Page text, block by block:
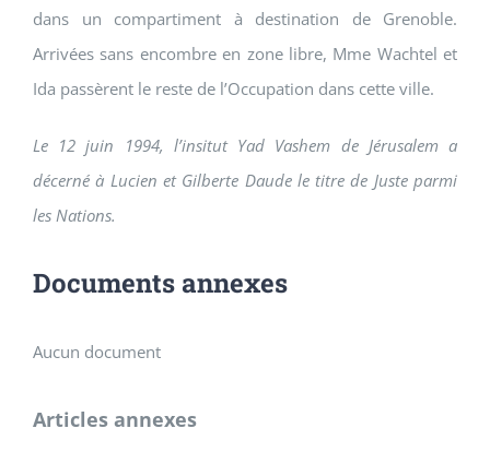
dans un compartiment à destination de Grenoble.
Arrivées sans encombre en zone libre, Mme Wachtel et
Ida passèrent le reste de l’Occupation dans cette ville.
Le 12 juin 1994, l’insitut Yad Vashem de Jérusalem a
décerné à Lucien et Gilberte Daude le titre de Juste parmi
les Nations.
Documents annexes
Aucun document
Articles annexes